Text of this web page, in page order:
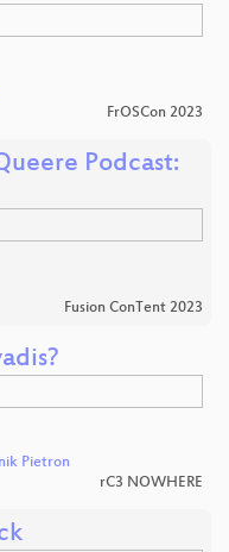
FrOSCon 2023
Podcast:
Fusion ConTent 2023
Pietron
rC3 NOWHERE